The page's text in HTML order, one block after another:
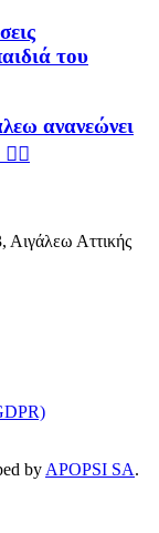
του
ανανεώνει
Αττικής
by APOPSI SA.